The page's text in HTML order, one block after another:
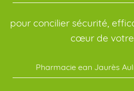
pour concilier sécurité,
cœur de votre
Pharmacie ean Jaurès